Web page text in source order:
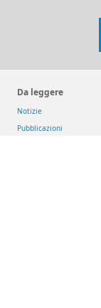
Da leggere
Notizie
Pubblicazioni